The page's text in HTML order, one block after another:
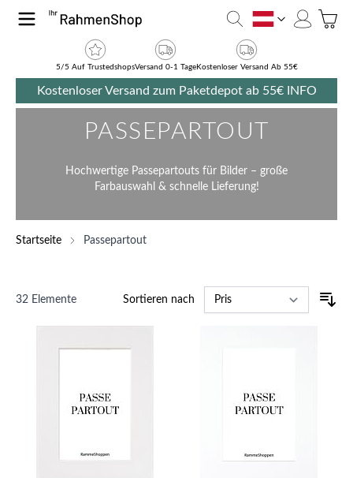
Zum Inhalt springen
AT
5/5 Auf TrustedshopsVersand 0-1 TageKostenloser Versand Ab 55€
Kostenloser Versand zum Paketdepot ab 55€ INFO
PASSEPARTOUT
Hochwertige Passepartouts für Bilder – große
Farbauswahl & schnelle Lieferung!
Startseite Passepartout
32 Elemente Sortieren nach